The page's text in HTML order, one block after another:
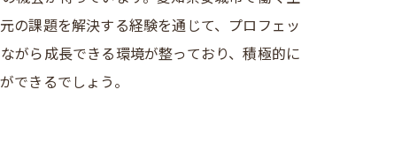
の課題を解決する経験を通じて、プロフェッ
がら成長できる環境が整っており、積極的に
できるでしょう。